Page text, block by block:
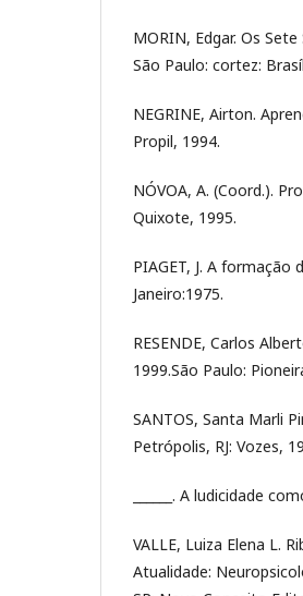
MORIN, Edgar. Os
São Paulo: cortez:
NEGRINE, Airton.
Propil, 1994.
NÓVOA, A. (Coord.).
Quixote, 1995.
PIAGET, J. A formação
Janeiro:1975.
RESENDE, Carlos
1999.São Paulo:
SANTOS, Santa Marli
Petrópolis, RJ: Vozes,
______. A ludicidade
VALLE, Luiza Elena L.
Atualidade: